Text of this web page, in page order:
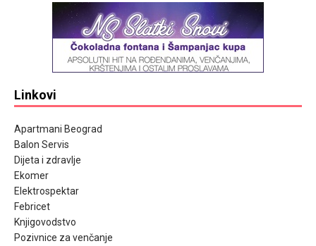
Linkovi
Apartmani Beograd
Balon Servis
Dijeta i zdravlje
Ekomer
Elektrospektar
Febricet
Knjigovodstvo
Pozivnice za venčanje